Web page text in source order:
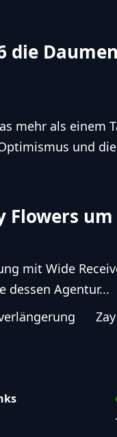
die
mehr als einem
und
Flowers
mit Wide
dessen Agentur...